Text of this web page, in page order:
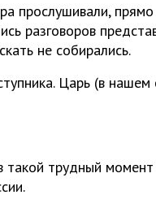
прослушивали,
разговоров
не собирались.
Царь (в нашем
такой трудный